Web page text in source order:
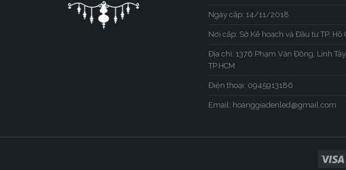
Ngày cấp: 14/11/2018
Nơi cấp: Sở Kế hoạch và Đầu tư TP. Hồ
Địa chỉ: 1376 Phạm Văn Đồng, Linh
TP.HCM
Điện thoại: 0945913186
Email: hoanggiadenled@gmail.com